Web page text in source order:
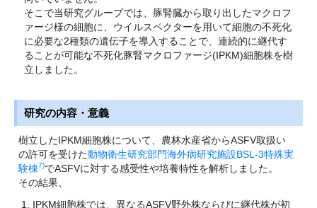
そこで当研究グループでは、豚腎臓から取り出したマクロフ
ァージ様の細胞に、ウイルスベクターを用いて細胞の不死化
に必要な2種類の遺伝子を導入することで、連続的に継代す
ることが可能な不死化豚腎マクロファージ(IPKM)細胞株を樹
立しました。
研究の内容・意義
樹立したIPKM細胞株について、農林水産省からASFV取扱い
の許可を受けた動物衛生研究部門海外病研究施設BSL-3特殊実
験棟7)でASFVに対する感受性や培養特性を解析しました。
その結果、
IPKM細胞株では、異なるASFV野外株ならびに継代株が初